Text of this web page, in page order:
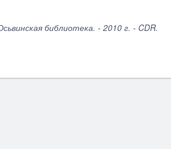
библиотека. - 2010 г. - CDR.